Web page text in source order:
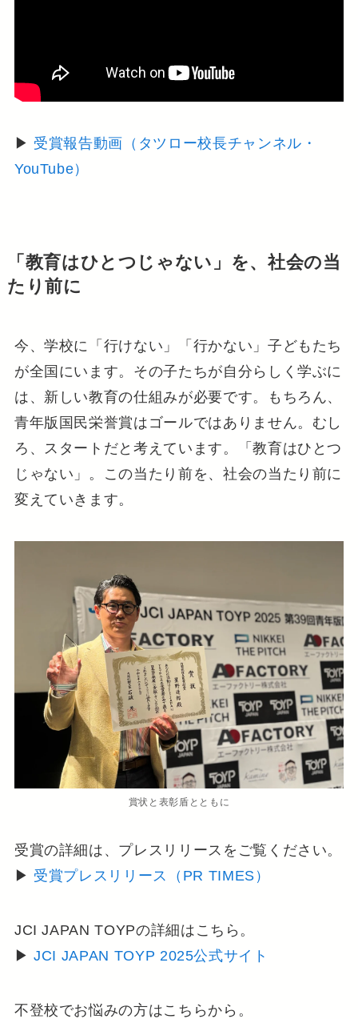
▶ 受賞報告動画（タツロー校長チャンネル・
YouTube）
「教育はひとつじゃない」を、社会の当
たり前に
今、学校に「行けない」「行かない」子どもたち
が全国にいます。その子たちが自分らしく学ぶに
は、新しい教育の仕組みが必要です。もちろん、
青年版国民栄誉賞はゴールではありません。むし
ろ、スタートだと考えています。「教育はひとつ
じゃない」。この当たり前を、社会の当たり前に
変えていきます。
賞状と表彰盾とともに
受賞の詳細は、プレスリリースをご覧ください。
▶ 受賞プレスリリース（PR TIMES）
JCI JAPAN TOYPの詳細はこちら。
▶JCI JAPAN TOYP 2025公式サイト
不登校でお悩みの方はこちらから。